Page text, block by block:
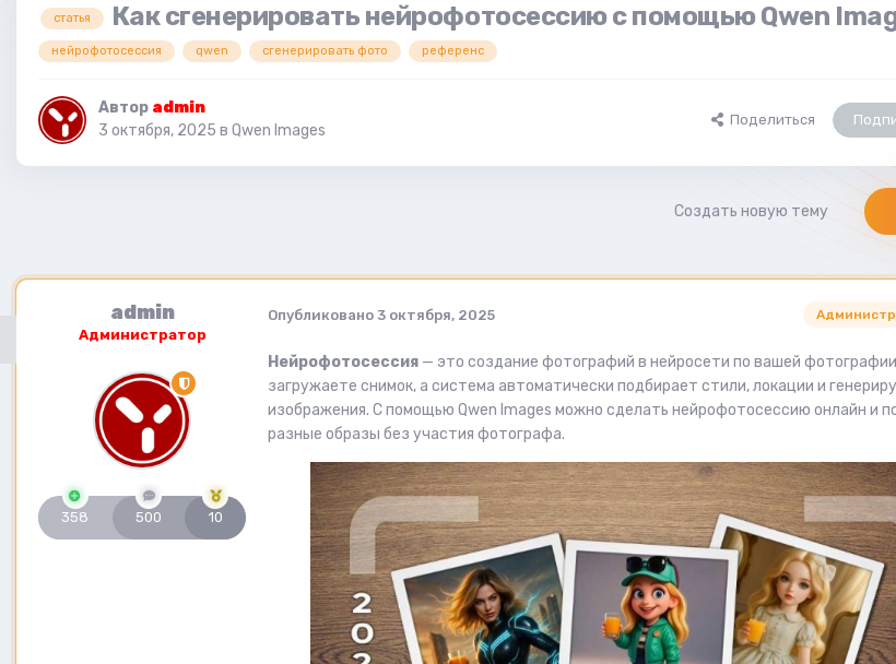
статья Как сгенерировать нейрофотосессию с помощью Qwen
нейрофотосессия qwen сгенерировать фото референс
Автор admin
3 октября, 2025 в Qwen Images
Поделиться
Создать новую тему
admin
Администратор
358 500 10
Опубликовано 3 октября, 2025
Нейрофотосессия — это создание фотографий в нейросети по вашей
загружаете снимок, а система автоматически подбирает стили, локации и
изображения. С помощью Qwen Images можно сделать нейрофотосессию онлайн и
разные образы без участия фотографа.